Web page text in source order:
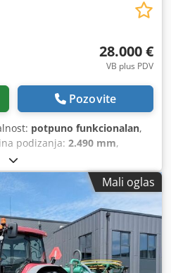
28.000 €
VB plus PDV
Pozovite
potpuno funkcionalan,
podizanja: 2.490 mm,
sati:
2.500 mm, vrsta pogona:
Mali oglas